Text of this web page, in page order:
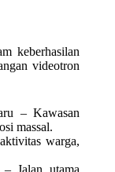
keberhasilan
videotron
– Kawasan
massal.
warga,
Jalan utama